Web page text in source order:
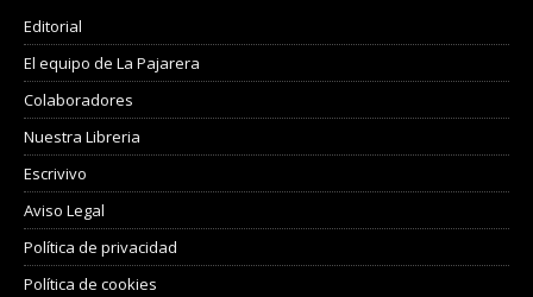
Editorial
El equipo de La Pajarera
Colaboradores
Nuestra Libreria
Escrivivo
Aviso Legal
Política de privacidad
Política de cookies